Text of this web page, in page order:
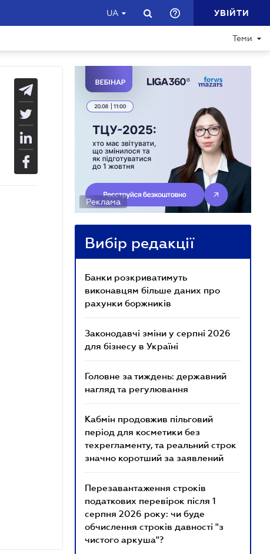
UA УВІЙТИ
Теми
Реклама
Вибір редакції
Банки розкриватимуть
виконавцям більше даних про
рахунки боржників
Законодавчі зміни у серпні 2026
для бізнесу в Україні
Головне за тиждень: державний
нагляд та регулювання
Кабмін продовжив пільговий
період для косметики без
техрегламенту, та реальний строк
значно коротший за заявлений
Перезавантаження строків
податкових перевірок після 1
серпня 2026 року: чи буде
обчислення строків давності "з
чистого аркуша"?